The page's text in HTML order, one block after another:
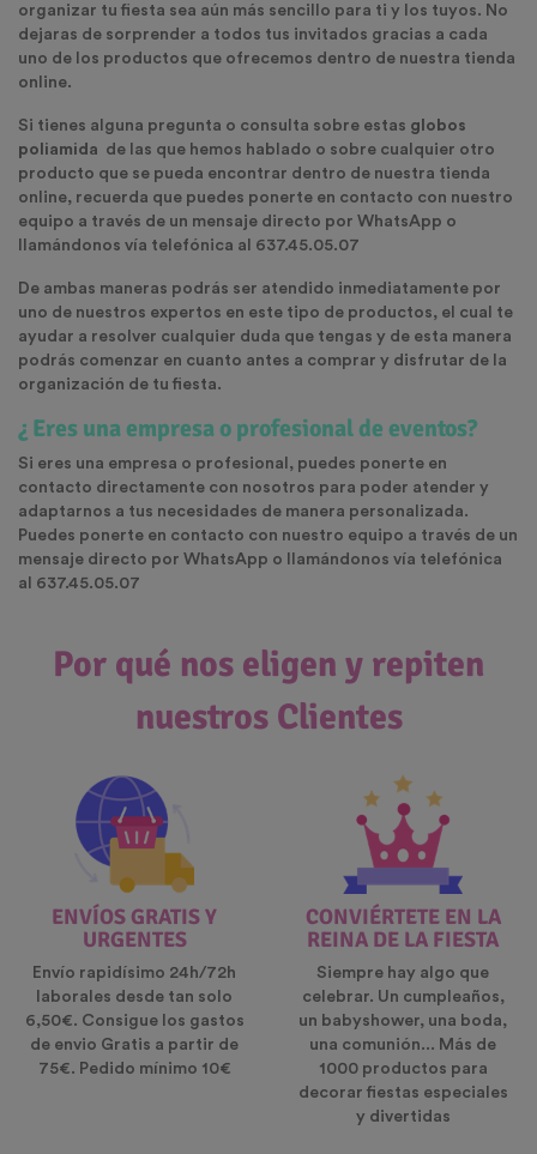
organizar tu fiesta sea aún más sencillo para ti y los tuyos. No
dejaras de sorprender a todos tus invitados gracias a cada
uno de los productos que ofrecemos dentro de nuestra tienda
online.
Si tienes alguna pregunta o consulta sobre estas globos
poliamida de las que hemos hablado o sobre cualquier otro
producto que se pueda encontrar dentro de nuestra tienda
online, recuerda que puedes ponerte en contacto con nuestro
equipo a través de un mensaje directo por WhatsApp o
llamándonos vía telefónica al 637.45.05.07
De ambas maneras podrás ser atendido inmediatamente por
uno de nuestros expertos en este tipo de productos, el cual te
ayudar a resolver cualquier duda que tengas y de esta manera
podrás comenzar en cuanto antes a comprar y disfrutar de la
organización de tu fiesta.
¿ Eres una empresa o profesional de eventos?
Si eres una empresa o profesional, puedes ponerte en
contacto directamente con nosotros para poder atender y
adaptarnos a tus necesidades de manera personalizada.
Puedes ponerte en contacto con nuestro equipo a través de un
mensaje directo por WhatsApp o llamándonos vía telefónica
al 637.45.05.07
Por qué nos eligen y repiten
nuestros Clientes
ENVÍOS GRATIS Y
URGENTES
Envío rapidísimo 24h/72h
laborales desde tan solo
6,50€. Consigue los gastos
de envio Gratis a partir de
75€. Pedido mínimo 10€
CONVIÉRTETE EN LA
REINA DE LA FIESTA
Siempre hay algo que
celebrar. Un cumpleaños,
un babyshower, una boda,
una comunión... Más de
1000 productos para
decorar fiestas especiales
y divertidas